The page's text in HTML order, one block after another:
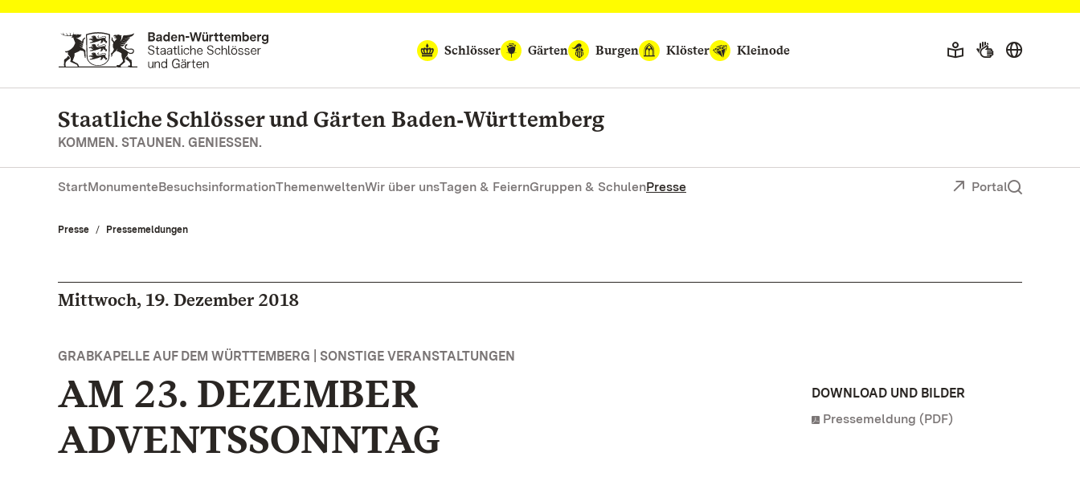
Zum Hauptinhalt springen
Schlösser
Gärten Burgen Klöster Kleinode
Staatliche Schlösser und Gärten Baden‑Württemberg
KOMMEN. STAUNEN. GENIESSEN.
StartMonumenteBesuchsinformationThemenweltenWir über unsTagen & FeiernGruppen & SchulenPresse Portal
Presse Pressemeldungen
Mittwoch, 19. Dezember 2018
GRABKAPELLE AUF DEM WÜRTTEMBERG | SONSTIGE VERANSTALTUNGEN
AM 23. DEZEMBER
ADVENTSSONNTAG
DOWNLOAD UND BILDER
Pressemeldung (PDF)